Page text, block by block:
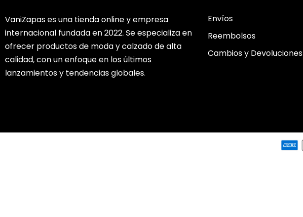
VaniZapas es una tienda online y empresa
internacional fundada en 2022. Se especializa en
ofrecer productos de moda y calzado de alta
calidad, con un enfoque en los últimos
lanzamientos y tendencias globales.
Envíos
Reembolsos
Cambios y Devoluciones